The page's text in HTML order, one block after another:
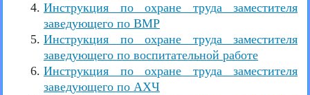
Инструкция по охране труда заместителя
заведующего по ВМР
Инструкция по охране труда заместителя
заведующего по воспитательной работе
Инструкция по охране труда заместителя
заведующего по АХЧ